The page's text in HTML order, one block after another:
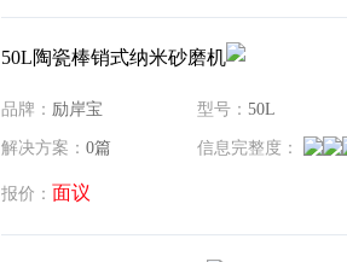
50L陶瓷棒销式纳米砂磨机
品牌： 励岸宝 型号： 50L
解决方案： 0篇 信息完整度：
报价： 面议